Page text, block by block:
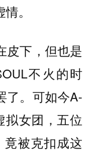
。
皮下，但也是
不火的时
了。可如今A-
拟女团，五位
竟被克扣成这